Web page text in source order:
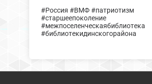
#Россия #ВМФ #патриотизм
#старшеепоколение
#межпоселенческаябиблиотека
#библиотекидинскогорайона